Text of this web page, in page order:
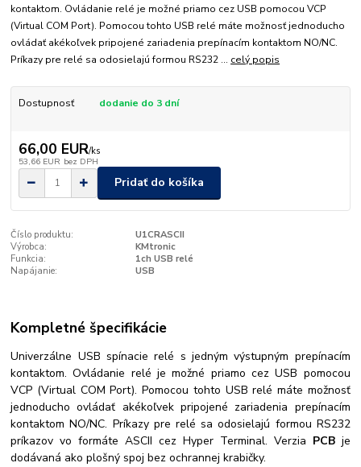
kontaktom. Ovládanie relé je možné priamo cez USB pomocou VCP
(Virtual COM Port). Pomocou tohto USB relé máte možnosť jednoducho
ovládať akékoľvek pripojené zariadenia prepínacím kontaktom NO/NC.
Príkazy pre relé sa odosielajú formou RS232 ... celý popis
Dostupnosť dodanie do 3 dní
66,00 EUR/ks
53,66 EUR bez DPH
Pridať do košíka
Číslo produktu:
U1CRASCII
Výrobca:
KMtronic
Funkcia:
1ch USB relé
Napájanie:
USB
Kompletné špecifikácie
Univerzálne USB spínacie relé s jedným výstupným prepínacím
kontaktom. Ovládanie relé je možné priamo cez USB pomocou
VCP (Virtual COM Port). Pomocou tohto USB relé máte možnosť
jednoducho ovládať akékoľvek pripojené zariadenia prepínacím
kontaktom NO/NC. Príkazy pre relé sa odosielajú formou RS232
príkazov vo formáte ASCII cez Hyper Terminal. Verzia PCBje
dodávaná ako plošný spoj bez ochrannej krabičky.